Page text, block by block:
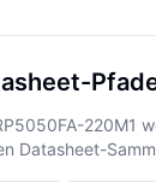
220M1
Datasheet-